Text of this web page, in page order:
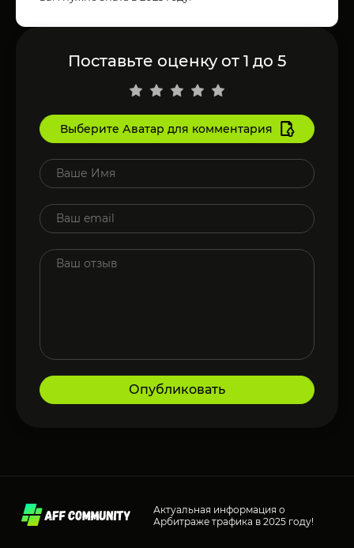
Поставьте оценку от 1 до 5
Выберите Аватар для комментария
Опубликовать
Актуальная информация о
Арбитраже трафика в 2025 году!